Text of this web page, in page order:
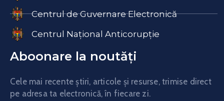
Centrul de Guvernare Electronică
Centrul Național Anticorupție
Aboonare la noutăți
Cele mai recente știri, articole și resurse, trimise direct
pe adresa ta electronică, în fiecare zi.